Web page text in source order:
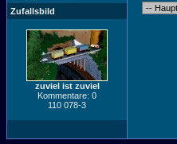
Zufallsbild
zuviel ist zuviel
Kommentare: 0
110 078-3